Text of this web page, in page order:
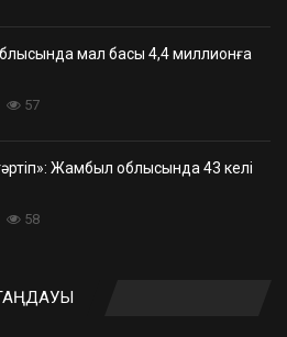
мал басы 4,4 миллионға
57
Жамбыл облысында 43 келі
58